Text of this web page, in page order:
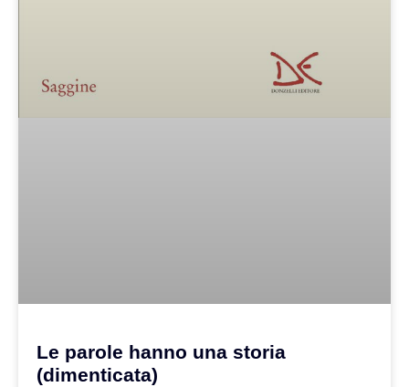
Le parole hanno una storia
(dimenticata)